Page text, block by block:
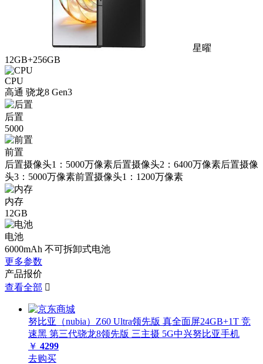
星曜
12GB+256GB
CPU
高通 骁龙8 Gen3
后置
5000
前置
后置摄像头1：5000万像素后置摄像头2：6400万像素后置摄像
头3：5000万像素前置摄像头1：1200万像素
内存
12GB
电池
6000mAh 不可拆卸式电池
更多参数
产品报价
查看全部 
努比亚（nubia）Z60 Ultra领先版 真全面屏24GB+1T 竞
速黑 第三代骁龙8领先版 三主摄 5G中兴努比亚手机
￥ 4299
去购买